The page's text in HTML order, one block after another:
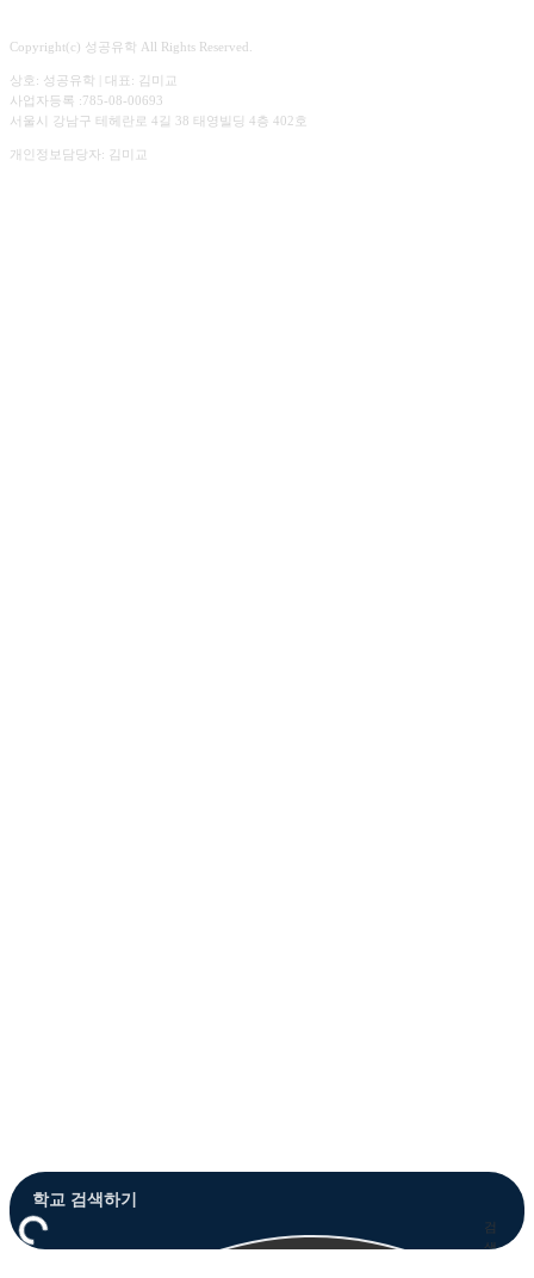
Copyright(c) 성공유학 All Rights Reserved.
상호: 성공유학 | 대표: 김미교
사업자등록 :785-08-00693
서울시 강남구 테헤란로 4길 38 태영빌딩 4층 402호
개인정보담당자: 김미교
Close
Menu
검
색